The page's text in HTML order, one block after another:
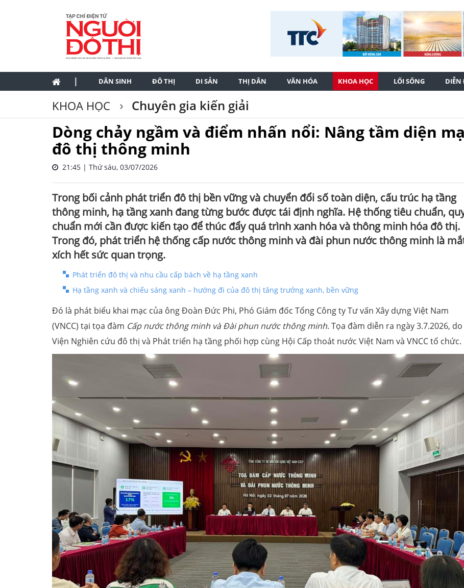
| DÂN SINH ĐÔ THỊ DI SẢN THỊ DÂN VĂN HÓA KHOA HỌC LỐI SỐNG DIỄN
KHOA HỌC Chuyên gia kiến giải
Dòng chảy ngầm và điểm nhấn nổi: Nâng tầm diện
đô thị thông minh
21:45 | Thứ sáu, 03/07/2026
Trong bối cảnh phát triển đô thị bền vững và chuyển đổi số toàn diện, cấu trúc hạ tầng
thông minh, hạ tầng xanh đang từng bước được tái định nghĩa. Hệ thống tiêu chuẩn,
chuẩn mới cần được kiến tạo để thúc đẩy quá trình xanh hóa và thông minh hóa đô thị.
Trong đó, phát triển hệ thống cấp nước thông minh và đài phun nước thông minh là
xích hết sức quan trọng.
Phát triển đô thị và nhu cầu cấp bách về hạ tầng xanh
Hạ tầng xanh và chiếu sáng xanh – hướng đi của đô thị tăng trưởng xanh, bền vững
Đó là phát biểu khai mạc của ông Đoàn Đức Phi, Phó Giám đốc Tổng Công ty Tư vấn Xây dựng Việt Nam
(VNCC) tại tọa đàm Cấp nước thông minh và Đài phun nước thông minh. Tọa đàm diễn ra ngày 3.7.2026, do
Viện Nghiên cứu đô thị và Phát triển hạ tầng phối hợp cùng Hội Cấp thoát nước Việt Nam và VNCC tổ chức.